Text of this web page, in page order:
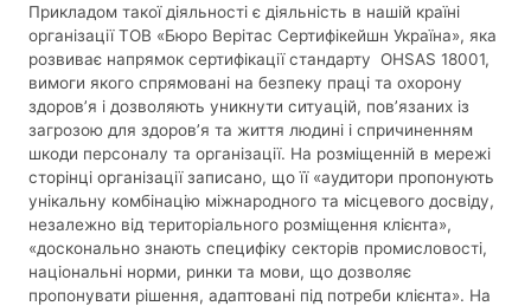
Прикладом такої діяльності є діяльність в нашій країні
організації ТОВ «Бюро Верітас Сертифікейшн Україна», яка
розвиває напрямок сертифікації стандарту OHSAS 18001,
вимоги якого спрямовані на безпеку праці та охорону
здоров’я і дозволяють уникнути ситуацій, пов’язаних із
загрозою для здоров’я та життя людині і спричиненням
шкоди персоналу та організації. На розміщенній в мережі
сторінці організації записано, що її «аудитори пропонують
унікальну комбінацію міжнародного та місцевого досвіду,
незалежно від територіального розміщення клієнта»,
«досконально знають специфіку секторів промисловості,
національні норми, ринки та мови, що дозволяє
пропонувати рішення, адаптовані під потреби клієнта». На